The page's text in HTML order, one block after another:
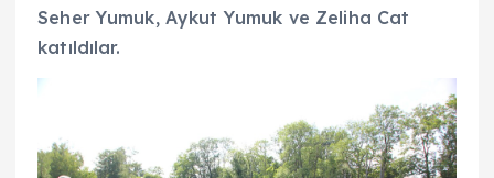
Seher Yumuk, Aykut Yumuk ve Zeliha Cat
katıldılar.